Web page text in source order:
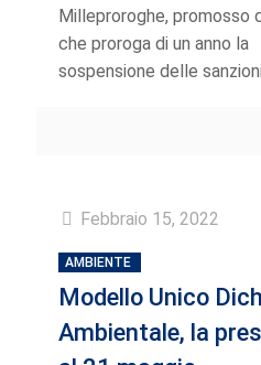
Milleproroghe, promosso
che proroga di un anno la
sospensione delle
Febbraio 15, 2022
AMBIENTE
Modello Unico
Ambientale, la